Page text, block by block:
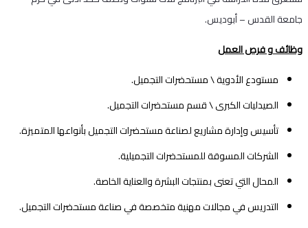
جامعة القدس – أبوديس.
وظائف و فرص العمل
مستودع الأدوية \ مستحضرات التجميل.
الصيدليات الكبرى \ قسم مستحضرات التجميل.
تأسيس وإدارة مشاريع لصناعة مستحضرات التجميل بأنواعها المتميزة.
الشركات المسوقة للمستحضرات التجميلية.
المحال التي تعنى بمنتجات البشرة والعناية الخاصة.
التدريس في مجالات مهنية متخصصة في صناعة مستحضرات التجميل.